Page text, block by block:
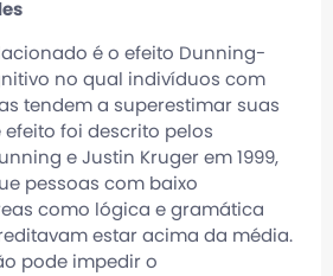
é o efeito Dunning-
no qual indivíduos com
tendem a superestimar suas
efeito foi descrito pelos
e Justin Kruger em 1999,
pessoas com baixo
como lógica e gramática
estar acima da média.
pode impedir o